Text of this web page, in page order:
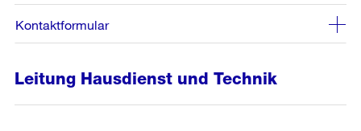
Kontaktformular
Leitung Hausdienst und Technik